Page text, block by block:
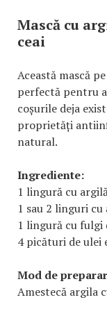
Mască cu
ceai
Această mască
perfectă pentru
coșurile deja
proprietăți
natural.
Ingrediente:
1 lingură cu
1 sau 2 linguri
1 lingură cu fulgi
4 picături de ulei
Mod de
Amestecă argila